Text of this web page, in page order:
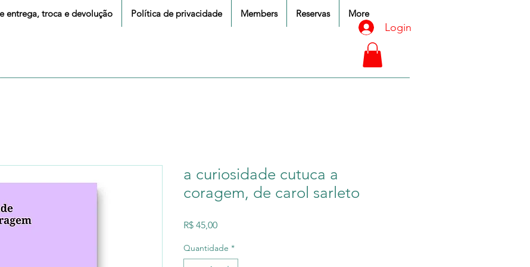
Login
entrega, troca e devolução Política de privacidade Members Reservas More
a curiosidade cutuca a
coragem, de carol sarleto
R$ 45,00Preço
Quantidade *